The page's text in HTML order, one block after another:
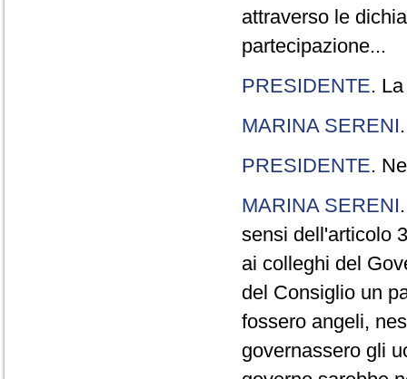
attraverso le
partecipazione...
PRESIDENTE.
MARINA SERENI
PRESIDENTE.
MARINA SERENI
sensi dell'articolo
ai colleghi del
del Consiglio un
fossero angeli,
governassero gli